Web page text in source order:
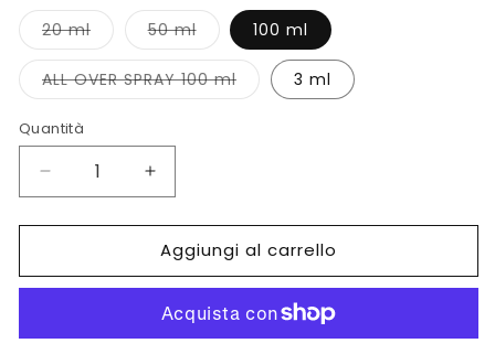
20 mlVariante
esaurita
o
non
disponibile
50 mlVariante
esaurita
o
non
disponibile
100 ml
ALL OVER SPRAY 100 mlVariante
esaurita
3 ml
Quantità
Diminuisci
quantità
per
&amp;
Aumenta
quantità
per
Basilico
&amp;
Aggiungi al carrello